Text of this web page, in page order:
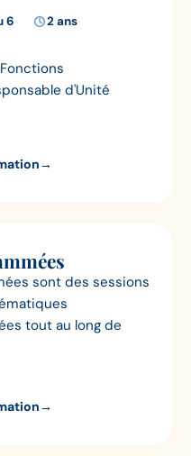
6 2 ans
d'Unité
→
sont des sessions
tout au long de
→